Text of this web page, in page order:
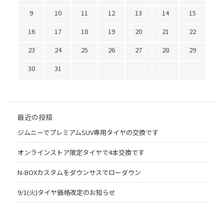
9
10 11 12 13 14
15
16
17 18 19 20 21
22
23
24 25 26 27 28
29
30
31
最近の投稿
ジムニーでプレミアムSUV専用タイヤの交換です
オンラインストア限定タイヤで4本交換です
N-BOXカスタムをダウンサスでローダウン
9/1(火)タイヤ価格改定のお知らせ